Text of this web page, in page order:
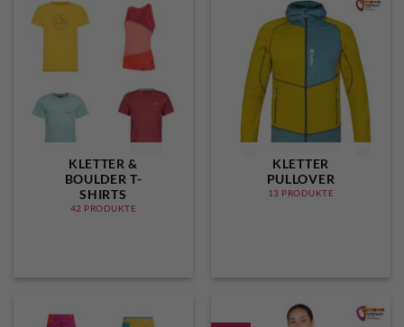
KLETTER &
BOULDER T-
SHIRTS
42 PRODUKTE
KLETTER
PULLOVER
13 PRODUKTE